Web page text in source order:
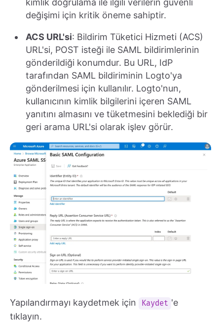
kimlik doğrulama ile ilgili verilerin güvenli
değişimi için kritik öneme sahiptir.
ACS URL'si: Bildirim Tüketici Hizmeti (ACS)
URL'si, POST isteği ile SAML bildirimlerinin
gönderildiği konumdur. Bu URL, IdP
tarafından SAML bildiriminin Logto'ya
gönderilmesi için kullanılır. Logto'nun,
kullanıcının kimlik bilgilerini içeren SAML
yanıtını almasını ve tüketmesini beklediği bir
geri arama URL'si olarak işlev görür.
Yapılandırmayı kaydetmek için Kaydet 'e
tıklayın.